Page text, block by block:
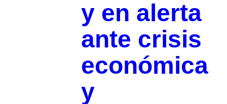
y en alerta
ante crisis
económica
y